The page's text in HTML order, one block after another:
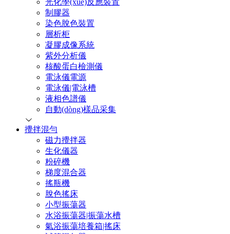
光化學(xué)反應裝置
制膠器
染色脫色裝置
層析柜
凝膠成像系統
紫外分析儀
核酸蛋白檢測儀
電泳儀電源
電泳儀|電泳槽
液相色譜儀
自動(dòng)樣品采集
攪拌混勻
磁力攪拌器
生化儀器
粉碎機
梯度混合器
搖瓶機
脫色搖床
小型振蕩器
水浴振蕩器|振蕩水槽
氣浴振蕩培養箱|搖床